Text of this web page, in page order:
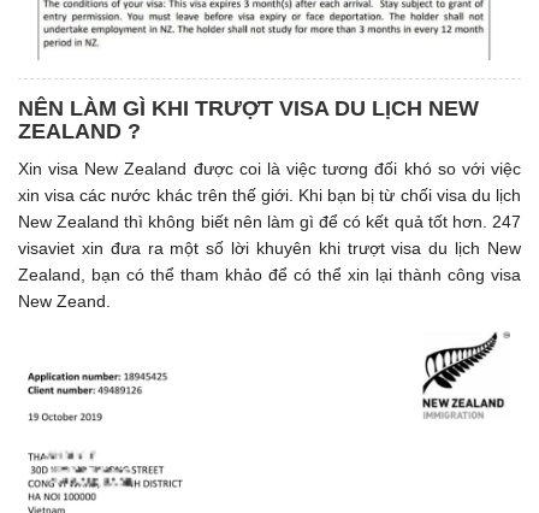
NÊN LÀM GÌ KHI TRƯỢT VISA DU LỊCH NEW
ZEALAND ?
Xin visa New Zealand được coi là việc tương đối khó so với việc
xin visa các nước khác trên thế giới. Khi bạn bị từ chối visa du lịch
New Zealand thì không biết nên làm gì để có kết quả tốt hơn. 247
visaviet xin đưa ra một số lời khuyên khi trượt visa du lịch New
Zealand, bạn có thể tham khảo để có thể xin lại thành công visa
New Zeand.